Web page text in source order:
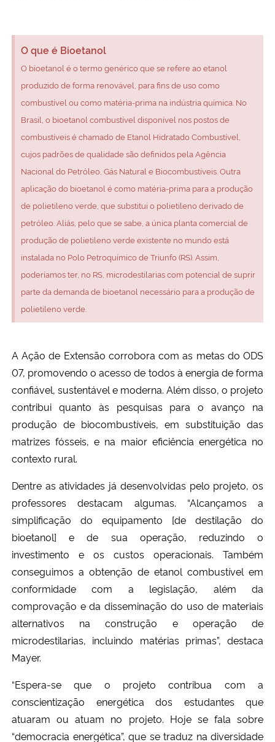
O que é Bioetanol
O bioetanol é o termo genérico que se refere ao etanol
produzido de forma renovável, para fins de uso como
combustível ou como matéria-prima na indústria química. No
Brasil, o bioetanol combustível disponível nos postos de
combustíveis é chamado de Etanol Hidratado Combustível,
cujos padrões de qualidade são definidos pela Agência
Nacional do Petróleo, Gás Natural e Biocombustíveis. Outra
aplicação do bioetanol é como matéria-prima para a produção
de polietileno verde, que substitui o polietileno derivado de
petróleo. Aliás, pelo que se sabe, a única planta comercial de
produção de polietileno verde existente no mundo está
instalada no Polo Petroquímico de Triunfo (RS). Assim,
poderíamos ter, no RS, microdestilarias com potencial de suprir
parte da demanda de bioetanol necessário para a produção de
polietileno verde.
AAção de Extensão corrobora com as metas do ODS
07, promovendo o acesso de todos à energia de forma
confiável, sustentável e moderna. Além disso, o projeto
contribui quanto às pesquisas para o avanço na
produção de biocombustíveis, em substituição das
matrizes fósseis, e na maior eficiência energética no
contexto rural.
Dentre as atividades já desenvolvidas pelo projeto, os
professores destacam algumas. “Alcançamos a
simplificação do equipamento [de destilação do
bioetanol] e de sua operação, reduzindo o
investimento e os custos operacionais. Também
conseguimos a obtenção de etanol combustível em
conformidade com a legislação, além da
comprovação e da disseminação do uso de materiais
alternativos na construção e operação de
microdestilarias, incluindo matérias primas”, destaca
Mayer.
“Espera-se que o projeto contribua com a
conscientização energética dos estudantes que
atuaram ou atuam no projeto. Hoje se fala sobre
“democracia energética”, que se traduz na diversidade